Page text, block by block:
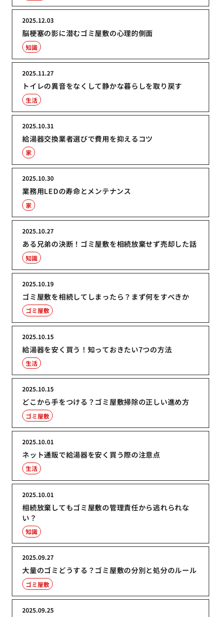
脳梗塞の影に潜むゴミ屋敷の心理的側面
2025.12.03
知識
トイレの異音をなくして静かな暮らしを取り戻す
2025.11.27
生活
給湯器交換業者選びで費用を抑えるコツ
2025.10.31
家
業務用LEDの寿命とメンテナンス
2025.10.30
家
ある兄弟の決断！ゴミ屋敷を相続放棄せず売却した話
2025.10.27
知識
ゴミ屋敷を相続してしまったら？まず何をすべきか
2025.10.19
ゴミ屋敷
給湯器を安く買う！知っておきたい7つの方法
2025.10.15
生活
どこから手をつける？ゴミ屋敷掃除の正しい進め方
2025.10.15
ゴミ屋敷
ネット通販で給湯器を安く買う際の注意点
2025.10.01
生活
相続放棄してもゴミ屋敷の管理責任から逃れられな
い？
2025.10.01
知識
大量のゴミどうする？ゴミ屋敷の分別と処分のルール
2025.09.27
ゴミ屋敷
2025.09.25